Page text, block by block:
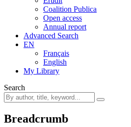
Coalition Publica
Open access
Annual report
Advanced Search
EN
Français
English
My Library
Search
Breadcrumb